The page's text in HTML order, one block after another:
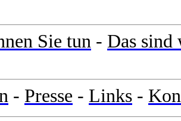
Sie tun - Das sind
- Presse - Links -